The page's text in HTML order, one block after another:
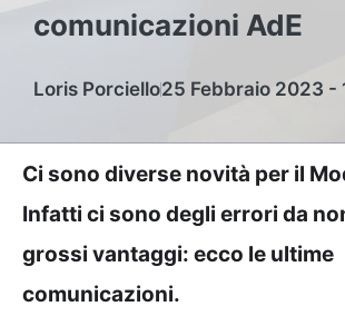
comunicazioni AdE
Loris Porciello25 Febbraio 2023 -
Ci sono diverse novità per il
Infatti ci sono degli errori da
grossi vantaggi: ecco le ultime
comunicazioni.